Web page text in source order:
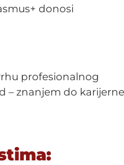
donosi
profesionalnog
– znanjem do karijerne